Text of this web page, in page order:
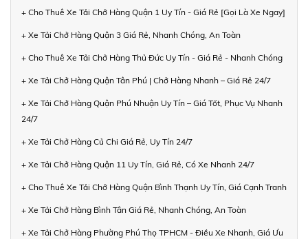
+ Cho Thuê Xe Tải Chở Hàng Quận 1 Uy Tín - Giá Rẻ [Gọi Là Xe Ngay]
+ Xe Tải Chở Hàng Quận 3 Giá Rẻ, Nhanh Chóng, An Toàn
+ Cho Thuê Xe Tải Chở Hàng Thủ Đức Uy Tín - Giá Rẻ - Nhanh Chóng
+ Xe Tải Chở Hàng Quận Tân Phú | Chở Hàng Nhanh – Giá Rẻ 24/7
+ Xe Tải Chở Hàng Quận Phú Nhuận Uy Tín – Giá Tốt, Phục Vụ Nhanh
24/7
+ Xe Tải Chở Hàng Củ Chi Giá Rẻ, Uy Tín 24/7
+ Xe Tải Chở Hàng Quận 11 Uy Tín, Giá Rẻ, Có Xe Nhanh 24/7
+ Cho Thuê Xe Tải Chở Hàng Quận Bình Thạnh Uy Tín, Giá Cạnh Tranh
+ Xe Tải Chở Hàng Bình Tân Giá Rẻ, Nhanh Chóng, An Toàn
+ Xe Tải Chở Hàng Phường Phú Thọ TPHCM - Điều Xe Nhanh, Giá Ưu